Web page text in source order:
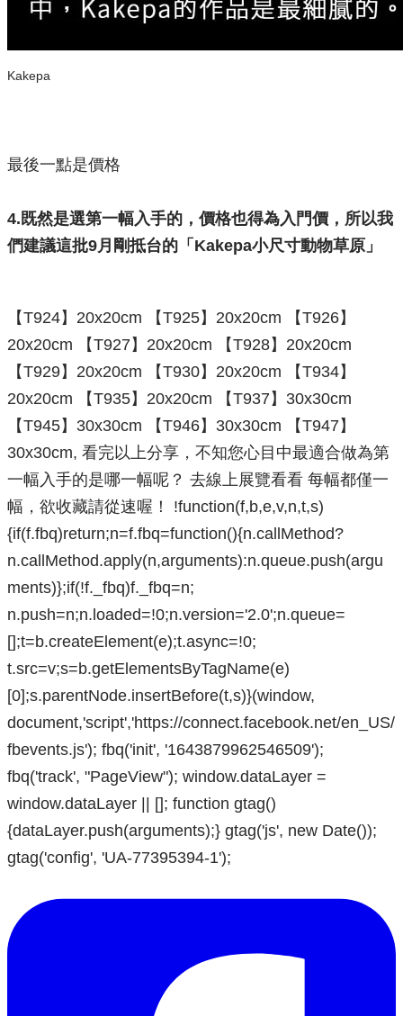
Kakepa
最後一點是價格
4.既然是選第一幅入手的，價格也得為入門價，所以我
們建議這批9月剛抵台的「Kakepa小尺寸動物草原」
【T924】20x20cm 【T925】20x20cm 【T926】
20x20cm 【T927】20x20cm 【T928】20x20cm
【T929】20x20cm 【T930】20x20cm 【T934】
20x20cm 【T935】20x20cm 【T937】30x30cm
【T945】30x30cm 【T946】30x30cm 【T947】
30x30cm, 看完以上分享，不知您心目中最適合做為第
一幅入手的是哪一幅呢？ 去線上展覽看看 每幅都僅一
幅，欲收藏請從速喔！ !function(f,b,e,v,n,t,s)
{if(f.fbq)return;n=f.fbq=function(){n.callMethod?
n.callMethod.apply(n,arguments):n.queue.push(argu
ments)};if(!f._fbq)f._fbq=n;
n.push=n;n.loaded=!0;n.version='2.0';n.queue=
[];t=b.createElement(e);t.async=!0;
t.src=v;s=b.getElementsByTagName(e)
[0];s.parentNode.insertBefore(t,s)}(window,
document,'script','https://connect.facebook.net/en_US/
fbevents.js'); fbq('init', '1643879962546509');
fbq('track', "PageView"); window.dataLayer =
window.dataLayer || []; function gtag()
{dataLayer.push(arguments);} gtag('js', new Date());
gtag('config', 'UA-77395394-1');